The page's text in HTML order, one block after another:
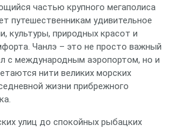
частью крупного мегаполиса
путешественникам удивительное
культуры, природных красот и
Чанлэ – это не просто важный
с международным аэропортом, но и
нити великих морских
жизни прибрежного
улиц до спокойных рыбацких